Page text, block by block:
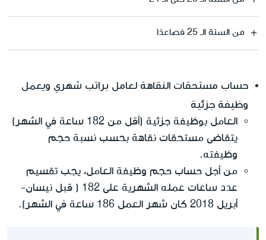
من السنة الـ 25 فصاعدًا
حساب مستحقات النقاهة لعامل براتب شهري ويعمل
وظيفة جزئية
العامل بوظيفة جزئية (أقل من 182 ساعة في الشهر)
يتقاضى مستحقات نقاهة بحسب نسبة حجم
وظيفته.
من أجل حساب حجم وظيفة العامل، يجب تقسيم
عدد ساعات عمله الشهرية على 182 ( قبل نيسان-
أبريل 2018 كان شهر العمل 186 ساعة في الشهر).